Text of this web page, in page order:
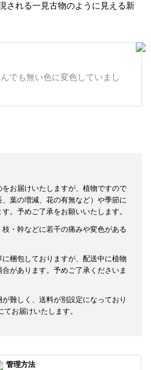
される一見古物のように見える新
でも無い色に変色していまし
お届けいたしますが、植物ですので
葉の増減、花の有無など）や季節に
。予めご了承をお願いいたします。
・幹などに若干の痛みや変色がある
梱包しておりますが、配送中に植物
があります。予めご了承くださいま
難しく、送料が別設定になっており
お届けいたします。
管理方法